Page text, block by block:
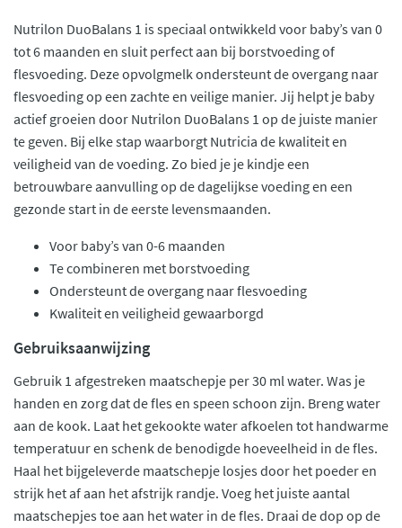
Nutrilon DuoBalans 1 is speciaal ontwikkeld voor baby’s van 0
tot 6 maanden en sluit perfect aan bij borstvoeding of
flesvoeding. Deze opvolgmelk ondersteunt de overgang naar
flesvoeding op een zachte en veilige manier. Jij helpt je baby
actief groeien door Nutrilon DuoBalans 1 op de juiste manier
te geven. Bij elke stap waarborgt Nutricia de kwaliteit en
veiligheid van de voeding. Zo bied je je kindje een
betrouwbare aanvulling op de dagelijkse voeding en een
gezonde start in de eerste levensmaanden.
Voor baby’s van 0-6 maanden
Te combineren met borstvoeding
Ondersteunt de overgang naar flesvoeding
Kwaliteit en veiligheid gewaarborgd
Gebruiksaanwijzing
Gebruik 1 afgestreken maatschepje per 30 ml water. Was je
handen en zorg dat de fles en speen schoon zijn. Breng water
aan de kook. Laat het gekookte water afkoelen tot handwarme
temperatuur en schenk de benodigde hoeveelheid in de fles.
Haal het bijgeleverde maatschepje losjes door het poeder en
strijk het af aan het afstrijk randje. Voeg het juiste aantal
maatschepjes toe aan het water in de fles. Draai de dop op de